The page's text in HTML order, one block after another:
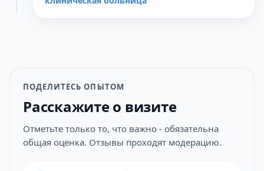
ПОДЕЛИТЕСЬ ОПЫТОМ
Расскажите о визите
Отметьте только то, что важно - обязательна
общая оценка. Отзывы проходят модерацию.